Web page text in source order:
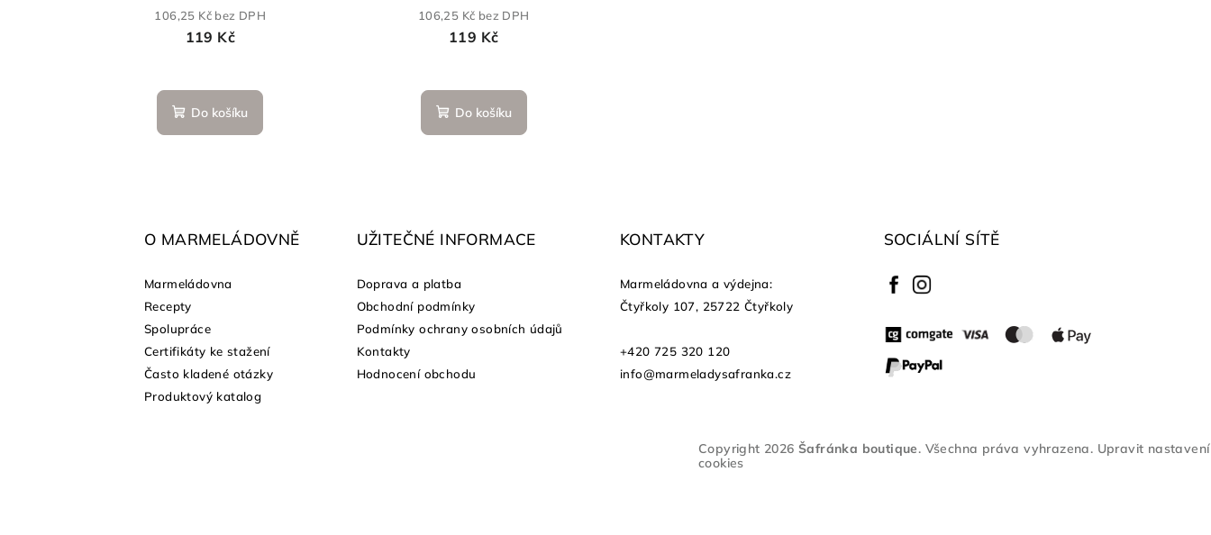
106,25 Kč bez DPH
119 Kč
Do košíku
106,25 Kč bez DPH
119 Kč
Do košíku
O MARMELÁDOVNĚ
Marmeládovna
Recepty
Spolupráce
Certifikáty ke stažení
Často kladené otázky
Produktový katalog
UŽITEČNÉ INFORMACE
Doprava a platba
Obchodní podmínky
Podmínky ochrany osobních údajů
Kontakty
Hodnocení obchodu
KONTAKTY
Marmeládovna a výdejna:
Čtyřkoly 107, 25722 Čtyřkoly
+420 725 320 120
info@marmeladysafranka.cz
SOCIÁLNÍ SÍTĚ
Copyright 2026 Šafránka boutique. Všechna práva vyhrazena. Upravit nastavení
cookies